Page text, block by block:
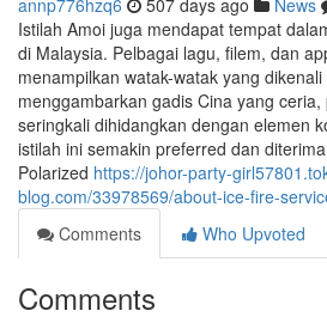
annp776hzq6 507 days ago News
Istilah Amoi juga mendapat tempat
di Malaysia. Pelbagai lagu, filem, dan
menampilkan watak-watak yang
menggambarkan gadis Cina yang
seringkali dihidangkan dengan elemen
istilah ini semakin preferred dan
Polarized https://johor-party-
blog.com/33978569/about-ice-fire-
Comments
Who Upvoted
Comments